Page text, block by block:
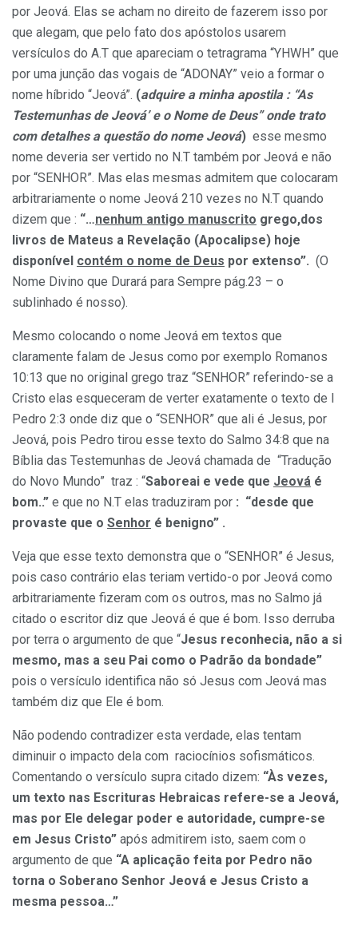
por Jeová. Elas se acham no direito de fazerem isso por
que alegam, que pelo fato dos apóstolos usarem
versículos do A.T que apareciam o tetragrama “YHWH” que
por uma junção das vogais de “ADONAY” veio a formar o
nome híbrido “Jeová”. (adquire a minha apostila : “As
Testemunhas de Jeová’ e o Nome de Deus” onde trato
com detalhes a questão do nome Jeová) esse mesmo
nome deveria ser vertido no N.T também por Jeová e não
por “SENHOR”. Mas elas mesmas admitem que colocaram
arbitrariamente o nome Jeová 210 vezes no N.T quando
dizem que : “…nenhum antigo manuscrito grego,dos
livros de Mateus a Revelação (Apocalipse) hoje
disponível contém o nome de Deus por extenso”. (O
Nome Divino que Durará para Sempre pág.23 – o
sublinhado é nosso).
Mesmo colocando o nome Jeová em textos que
claramente falam de Jesus como por exemplo Romanos
10:13 que no original grego traz “SENHOR” referindo-se a
Cristo elas esqueceram de verter exatamente o texto de I
Pedro 2:3 onde diz que o “SENHOR” que ali é Jesus, por
Jeová, pois Pedro tirou esse texto do Salmo 34:8 que na
Bíblia das Testemunhas de Jeová chamada de “Tradução
do Novo Mundo” traz : “Saboreai e vede que Jeová é
bom..” e que no N.T elas traduziram por : “desde que
provaste que o Senhor é benigno” .
Veja que esse texto demonstra que o “SENHOR” é Jesus,
pois caso contrário elas teriam vertido-o por Jeová como
arbitrariamente fizeram com os outros, mas no Salmo já
citado o escritor diz que Jeová é que é bom. Isso derruba
por terra o argumento de que “Jesus reconhecia, não a si
mesmo, mas a seu Pai como o Padrão da bondade”
pois o versículo identifica não só Jesus com Jeová mas
também diz que Ele é bom.
Não podendo contradizer esta verdade, elas tentam
diminuir o impacto dela com raciocínios sofismáticos.
Comentando o versículo supra citado dizem: “Às vezes,
um texto nas Escrituras Hebraicas refere-se a Jeová,
mas por Ele delegar poder e autoridade, cumpre-se
em Jesus Cristo” após admitirem isto, saem com o
argumento de que “A aplicação feita por Pedro não
torna o Soberano Senhor Jeová e Jesus Cristo a
mesma pessoa…”